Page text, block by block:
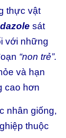
thực vật
sát
với những
“non trẻ”.
và hạn
cao hơn
nhân giống,
thuộc